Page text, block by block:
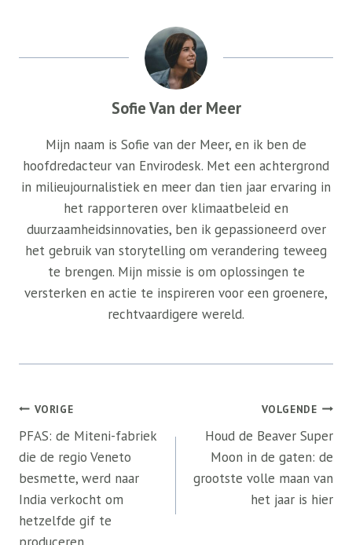
Sofie Van der Meer
Mijn naam is Sofie van der Meer, en ik ben de
hoofdredacteur van Envirodesk. Met een achtergrond
in milieujournalistiek en meer dan tien jaar ervaring in
het rapporteren over klimaatbeleid en
duurzaamheidsinnovaties, ben ik gepassioneerd over
het gebruik van storytelling om verandering teweeg
te brengen. Mijn missie is om oplossingen te
versterken en actie te inspireren voor een groenere,
rechtvaardigere wereld.
Bericht
navigatie
VORIGE
PFAS: de Miteni-fabriek
die de regio Veneto
besmette, werd naar
India verkocht om
hetzelfde gif te
VOLGENDE
Houd de Beaver Super
Moon in de gaten: de
grootste volle maan van
het jaar is hier